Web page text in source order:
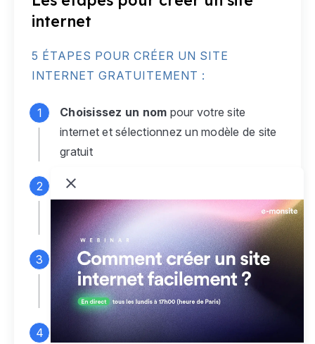
internet
5 ÉTAPES POUR CRÉER UN SITE
INTERNET GRATUITEMENT :
Choisissez un nom pour votre site
internet et sélectionnez un modèle de site
gratuit
Connectez-vous
monsite gratuit pour accéder à votre
espace d'administration
Personnalisez entièrement le
designpour créer un site web sur-mesure,
à votre image
Ajoutez des pagessans limite pour